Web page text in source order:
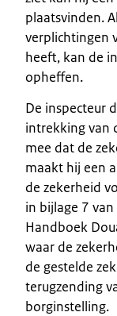
plaatsvinden.
verplichtingen
heeft, kan de
opheffen.
De inspecteur
intrekking van
mee dat de
maakt hij een
de zekerheid
in bijlage 7
Handboek
waar de
de gestelde
terugzending
borginstelling.